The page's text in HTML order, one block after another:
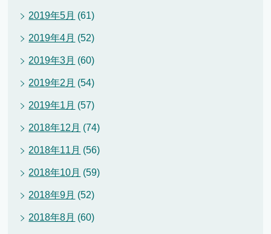
2019年5月 (61)
2019年4月 (52)
2019年3月 (60)
2019年2月 (54)
2019年1月 (57)
2018年12月 (74)
2018年11月 (56)
2018年10月 (59)
2018年9月 (52)
2018年8月 (60)